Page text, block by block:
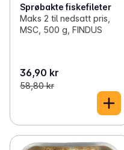
Sprøbakte fiskefileter
Maks 2 til nedsatt pris,
MSC, 500 g, FINDUS
36,90 kr
58,80 kr